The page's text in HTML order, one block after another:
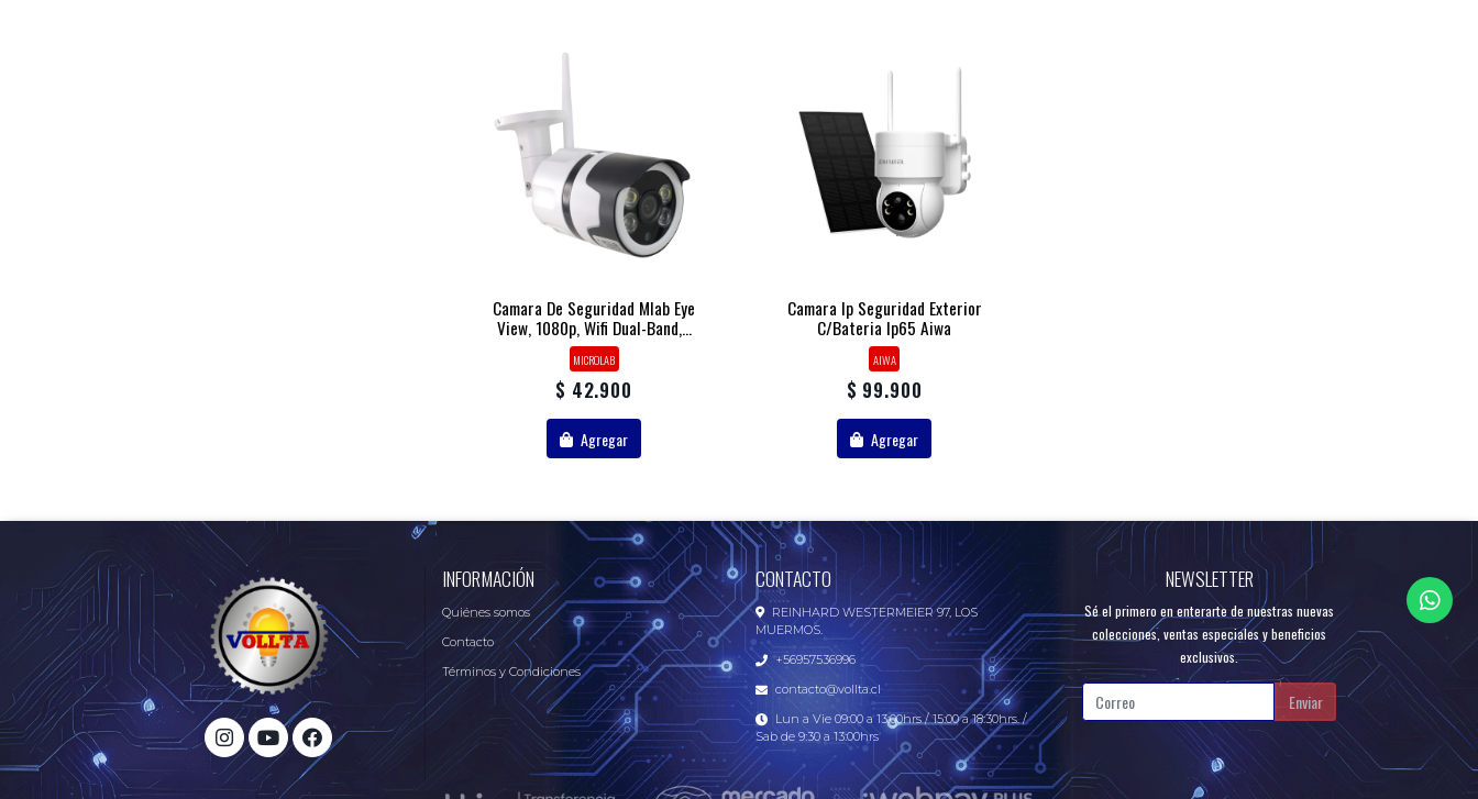
Camara De Seguridad Mlab Eye
View, 1080p, Wifi Dual-Band,...
MICROLAB
$ 42.900
Agregar
Camara Ip Seguridad Exterior
C/bateria Ip65 Aiwa
AIWA
$ 99.900
Agregar
INFORMACIÓN
Quiénes somos
Contacto
Términos y Condiciones
CONTACTO
REINHARD WESTERMEIER 97, LOS
MUERMOS.
+56957536996
contacto@vollta.cl
Lun a Vie 09:00 a 13:00hrs / 15:00 a 18:30hrs. /
Sab de 9:30 a 13:00hrs
NEWSLETTER
Sé el primero en enterarte de nuestras nuevas
colecciones, ventas especiales y beneficios
exclusivos.
Enviar